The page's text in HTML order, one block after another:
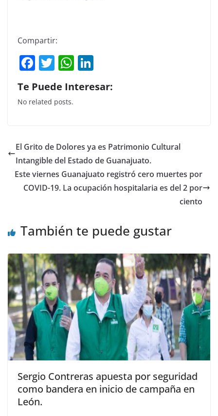
Compartir:
F
a
c
e
o
o
k
T
w
itt
er
W
h
at
p
p
k
n
Te Puede Interesar:
No related posts.
El Grito de Dolores ya es Patrimonio Cultural
Intangible del Estado de Guanajuato.
Este viernes Guanajuato registró cero muertes por
COVID-19. La ocupación hospitalaria es del 2 por
ciento
También te puede gustar
Sergio Contreras apuesta por seguridad
como bandera en inicio de campaña en
León.